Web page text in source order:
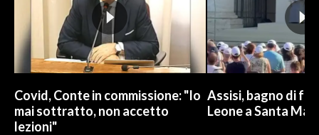
Covid, Conte in commissione: "Io
mai sottratto, non accetto
lezioni"
Assisi, bagno di
Leone a Santa